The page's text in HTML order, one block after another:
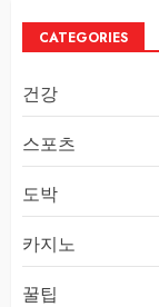
CATEGORIES
건강
스포츠
도박
카지노
꿀팁